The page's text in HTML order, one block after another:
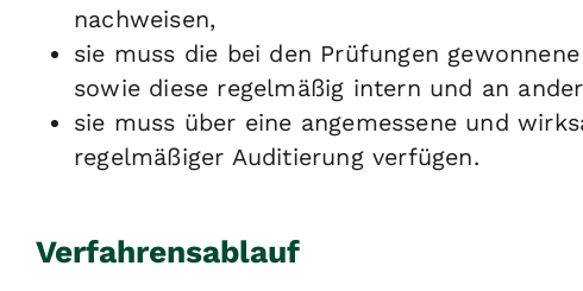
nachweisen,
sie muss die bei den Prüfungen
sowie diese regelmäßig intern und an
sie muss über eine angemessene und
regelmäßiger Auditierung verfügen.
Verfahrensablauf